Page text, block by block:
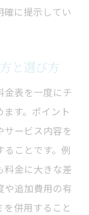
確に提示してい
と選び方
金表を一度にチ
す。ポイント
サービス内容を
ことです。例
料金に大きな差
や追加費用の有
併用すること